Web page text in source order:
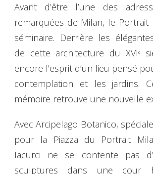
Avant d’être l’une des
remarquées de Milan, le
séminaire. Derrière les
de cette architecture du XVIᵉ
encore l’esprit d’un lieu pensé
contemplation et les jardins.
mémoire retrouve une nouvelle
Avec Arcipelago Botanico,
pour la Piazza du Portrait
Iacurci ne se contente pas
sculptures dans une cour